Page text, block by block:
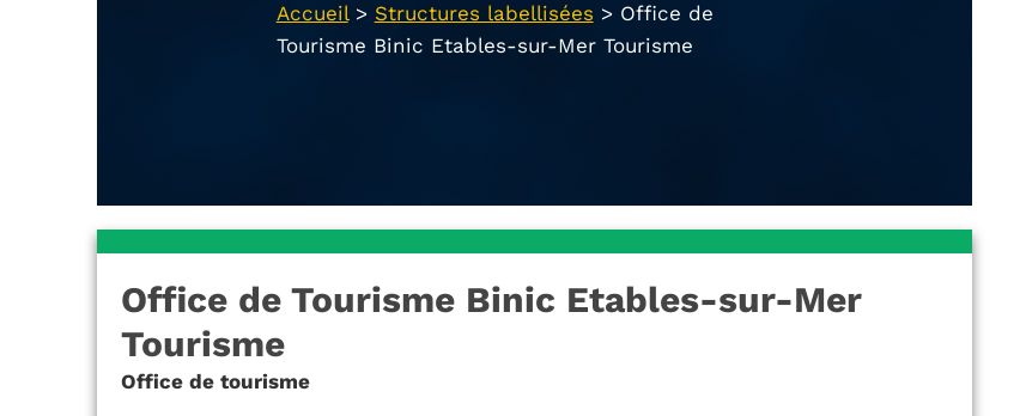
Accueil> Structures labellisées > Office de
Tourisme Binic Etables-sur-Mer Tourisme
Office de Tourisme Binic Etables-sur-Mer
Tourisme
Office de tourisme